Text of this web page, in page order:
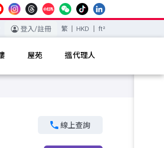
登入/註冊 繁 HKD ft²
屋苑 搵代理人
 線上查詢